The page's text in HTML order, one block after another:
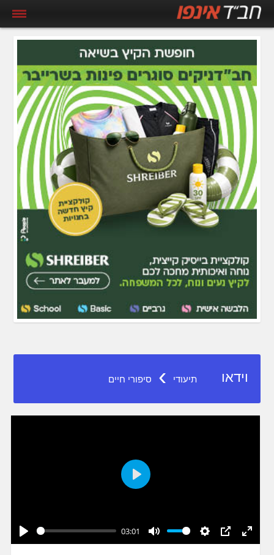
וידאו תיעודי › סיפורי חיים
Play
03:01
Mute Settings PIPEnter
Play